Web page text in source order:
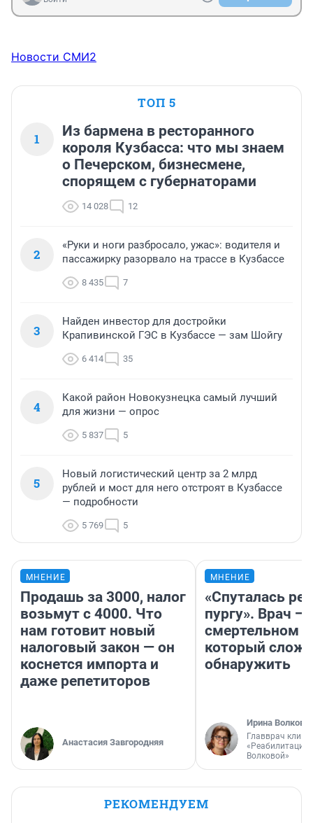
Новости СМИ2
ТОП 5
1
Из бармена в ресторанного
короля Кузбасса: что мы знаем
о Печерском, бизнесмене,
спорящем с губернаторами
14 028 12
2
«Руки и ноги разбросало, ужас»: водителя и
пассажирку разорвало на трассе в Кузбассе
8 435 7
3
Найден инвестор для достройки
Крапивинской ГЭС в Кузбассе — зам Шойгу
6 414 35
4
Какой район Новокузнецка самый лучший
для жизни — опрос
5 837 5
5
Новый логистический центр за 2 млрд
рублей и мост для него отстроят в Кузбассе
— подробности
5 769 5
МНЕНИЕ
Продашь за 3000, налог
возьмут с 4000. Что
нам готовит новый
налоговый закон — он
коснется импорта и
даже репетиторов
Анастасия Завгородняя
МНЕНИЕ
«Спуталась
пургу». Врач —
смертельном
который
обнаружить
Ирина Волкова
Главврач
«Реабилитация
Волковой»
РЕКОМЕНДУЕМ